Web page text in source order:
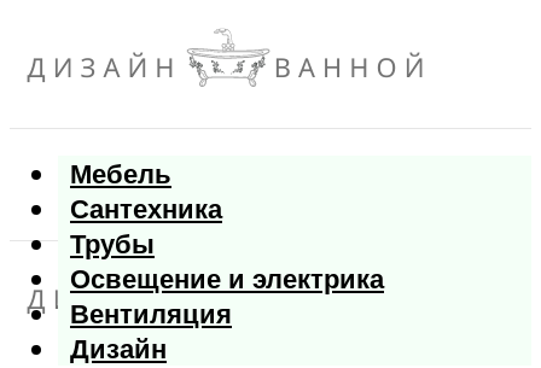
Мебель
Сантехника
Трубы
Освещение и электрика
Вентиляция
Дизайн